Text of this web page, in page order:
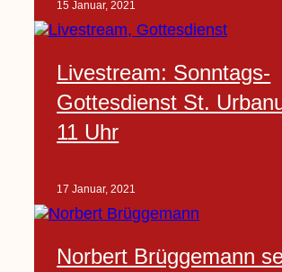
15 Januar, 2021
Livestream: Sonntags-
Gottesdienst St.
11 Uhr
17 Januar, 2021
Norbert Brüggemann